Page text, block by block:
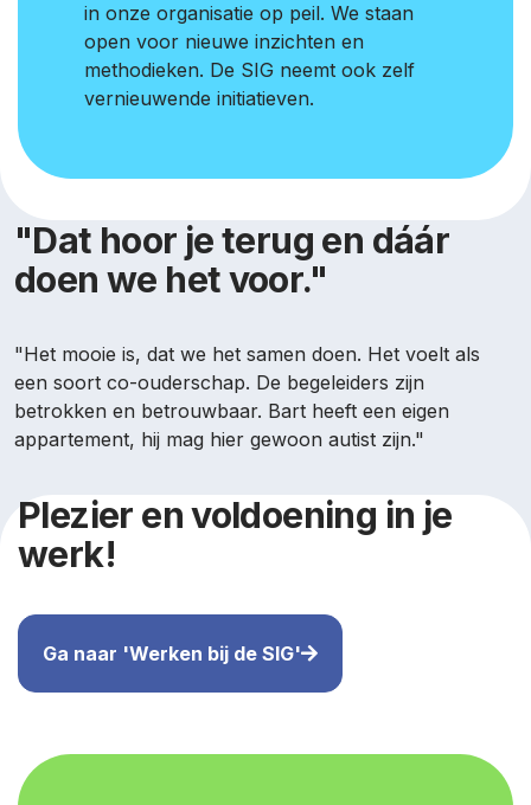
in onze organisatie op peil. We staan
open voor nieuwe inzichten en
methodieken. De SIG neemt ook zelf
vernieuwende initiatieven.
"Dat hoor je terug en dáár
doen we het voor."
"Het mooie is, dat we het samen doen. Het voelt als
een soort co-ouderschap. De begeleiders zijn
betrokken en betrouwbaar. Bart heeft een eigen
appartement, hij mag hier gewoon autist zijn."
Plezier en voldoening in je
werk!
Ga naar 'Werken bij de SIG'